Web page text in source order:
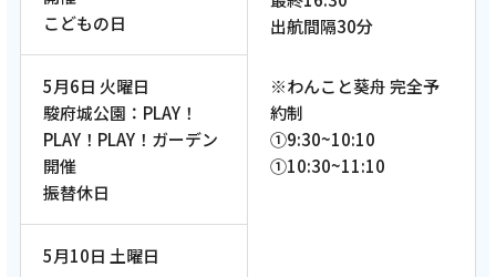
出航間隔30分
※わんこと葵舟 完全予
約制
①9:30~10:10
①10:30~11:10
こどもの日
5月6日 火曜日
駿府城公園：PLAY！
PLAY！PLAY！ガーデン
開催
振替休日
5月10日 土曜日